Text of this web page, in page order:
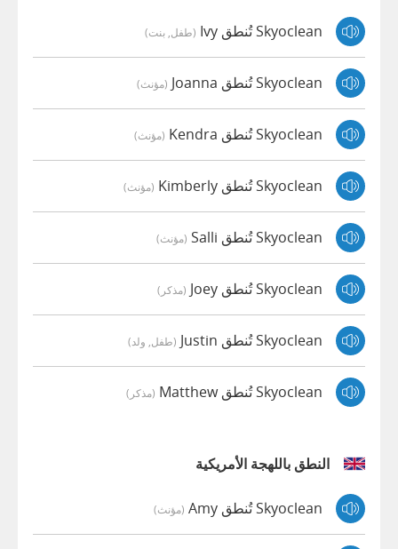
Skyoclean تُنطق Ivy (طفل, بنت)
Skyoclean تُنطق Joanna (مؤنث)
Skyoclean تُنطق Kendra (مؤنث)
Skyoclean تُنطق Kimberly (مؤنث)
Skyoclean تُنطق Salli (مؤنث)
Skyoclean تُنطق Joey (مذكر)
Skyoclean تُنطق Justin (طفل, ولد)
Skyoclean تُنطق Matthew (مذكر)
النطق باللهجة الأمريكية
Skyoclean تُنطق Amy (مؤنث)